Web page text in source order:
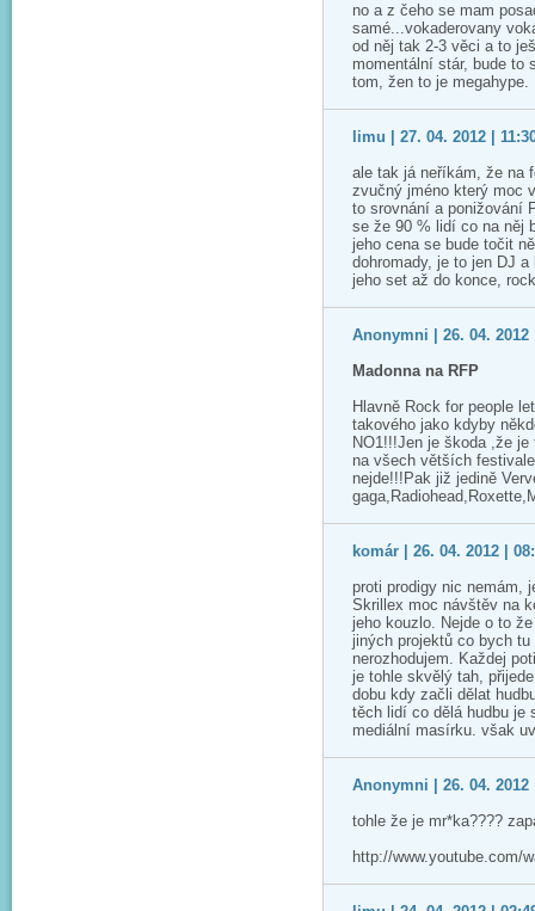
no a z čeho se mam
samé...vokaderovany
od něj tak 2-3 věci a to
momentální stár, bude to
tom, žen to je megahype.
limu | 27. 04. 2012 |
ale tak já neříkám, že na
zvučný jméno který moc
to srovnání a ponižování
se že 90 % lidí co na něj
jeho cena se bude točit
dohromady, je to jen DJ
jeho set až do konce,
Anonymni | 26. 04. 2012
Madonna na RFP
Hlavně Rock for people
takového jako kdyby
NO1!!!Jen je škoda ,že
na všech větších
nejde!!!Pak již jedině
komár | 26. 04. 2012 |
proti prodigy nic nemám,
Skrillex moc návštěv na
jeho kouzlo. Nejde o to
jiných projektů co bych
nerozhodujem. Každej
je tohle skvělý tah,
dobu kdy začli dělat
těch lidí co dělá hudbu je
mediální masírku. však
Anonymni | 26. 04. 2012
tohle že je mr*ka????
http://www.youtube.com/